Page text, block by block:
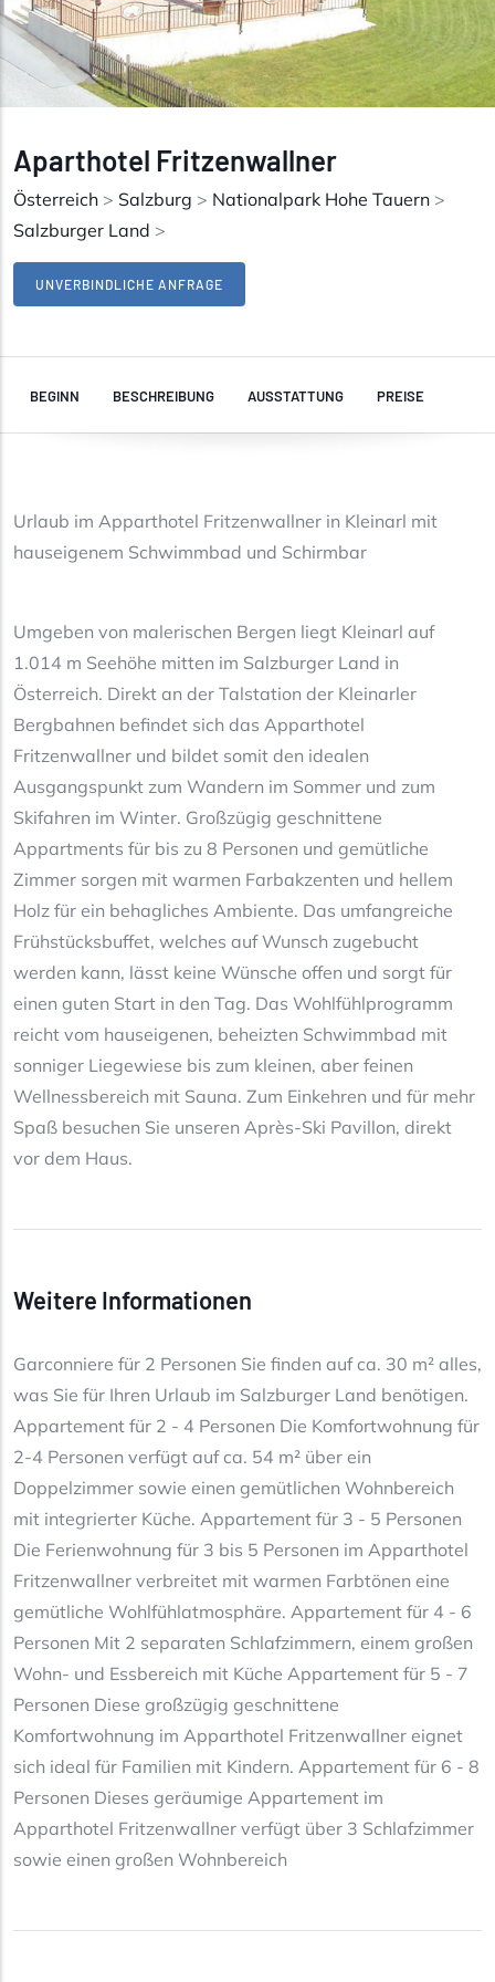
Aparthotel Fritzenwallner
Österreich > Salzburg > Nationalpark Hohe Tauern >
Salzburger Land >
UNVERBINDLICHE ANFRAGE
BEGINN BESCHREIBUNG AUSSTATTUNG PREISE
Urlaub im Apparthotel Fritzenwallner in Kleinarl mit
hauseigenem Schwimmbad und Schirmbar
Umgeben von malerischen Bergen liegt Kleinarl auf
1.014 m Seehöhe mitten im Salzburger Land in
Österreich. Direkt an der Talstation der Kleinarler
Bergbahnen befindet sich das Apparthotel
Fritzenwallner und bildet somit den idealen
Ausgangspunkt zum Wandern im Sommer und zum
Skifahren im Winter. Großzügig geschnittene
Appartments für bis zu 8 Personen und gemütliche
Zimmer sorgen mit warmen Farbakzenten und hellem
Holz für ein behagliches Ambiente. Das umfangreiche
Frühstücksbuffet, welches auf Wunsch zugebucht
werden kann, lässt keine Wünsche offen und sorgt für
einen guten Start in den Tag. Das Wohlfühlprogramm
reicht vom hauseigenen, beheizten Schwimmbad mit
sonniger Liegewiese bis zum kleinen, aber feinen
Wellnessbereich mit Sauna. Zum Einkehren und für mehr
Spaß besuchen Sie unseren Après-Ski Pavillon, direkt
vor dem Haus.
Weitere Informationen
Garconniere für 2 Personen Sie finden auf ca. 30 m² alles,
was Sie für Ihren Urlaub im Salzburger Land benötigen.
Appartement für 2 - 4 Personen Die Komfortwohnung für
2-4 Personen verfügt auf ca. 54 m² über ein
Doppelzimmer sowie einen gemütlichen Wohnbereich
mit integrierter Küche. Appartement für 3 - 5 Personen
Die Ferienwohnung für 3 bis 5 Personen im Apparthotel
Fritzenwallner verbreitet mit warmen Farbtönen eine
gemütliche Wohlfühlatmosphäre. Appartement für 4 - 6
Personen Mit 2 separaten Schlafzimmern, einem großen
Wohn- und Essbereich mit Küche Appartement für 5 - 7
Personen Diese großzügig geschnittene
Komfortwohnung im Apparthotel Fritzenwallner eignet
sich ideal für Familien mit Kindern. Appartement für 6 - 8
Personen Dieses geräumige Appartement im
Apparthotel Fritzenwallner verfügt über 3 Schlafzimmer
sowie einen großen Wohnbereich